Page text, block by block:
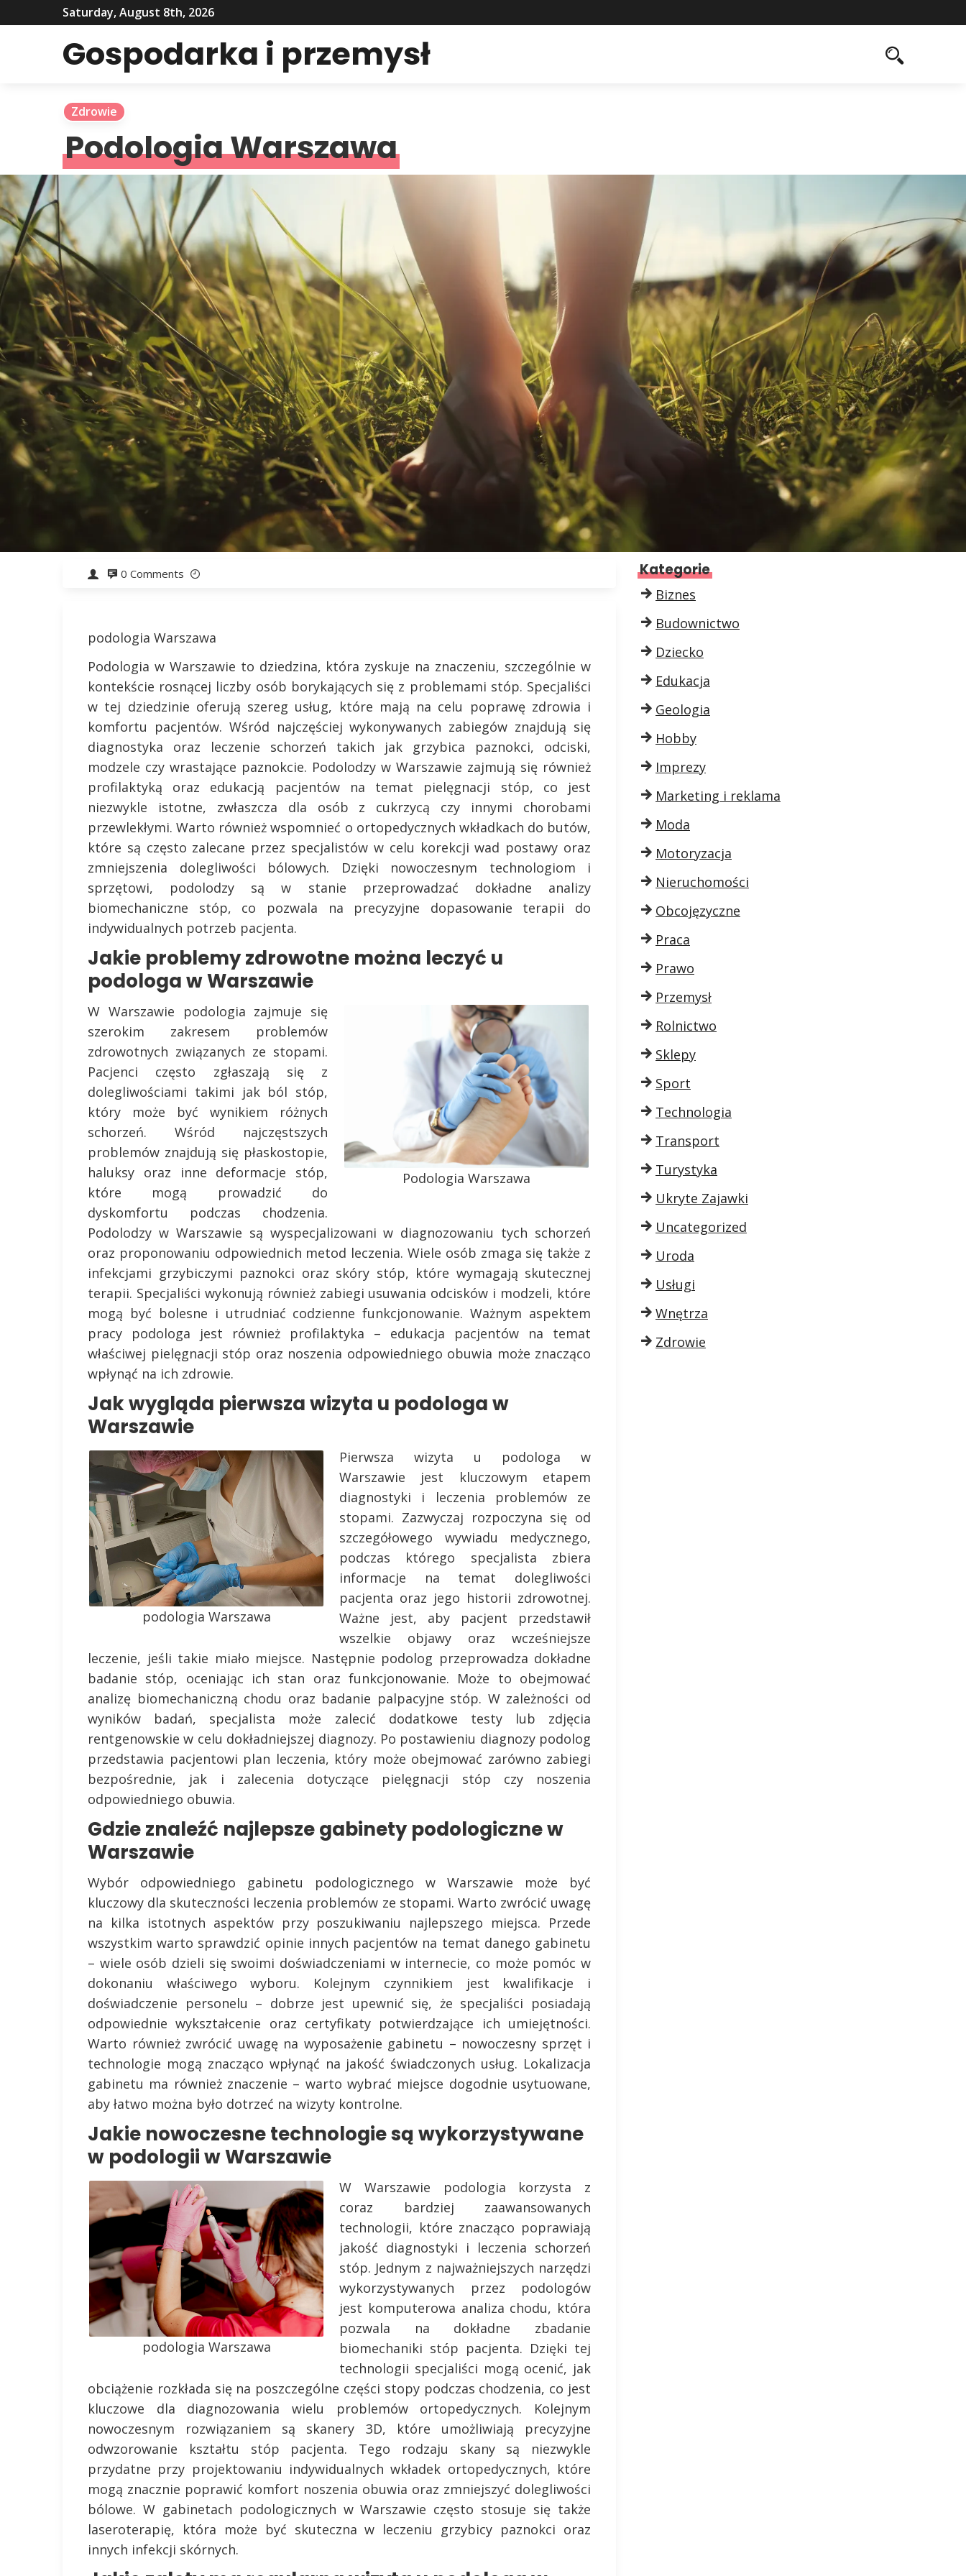
Saturday, August 8th, 2026
Gospodarka i przemysł
Zdrowie
Podologia Warszawa
0 Comments
podologia Warszawa
Podologia w Warszawie to dziedzina, która zyskuje na znaczeniu, szczególnie w
kontekście rosnącej liczby osób borykających się z problemami stóp. Specjaliści
w tej dziedzinie oferują szereg usług, które mają na celu poprawę zdrowia i
komfortu pacjentów. Wśród najczęściej wykonywanych zabiegów znajdują się
diagnostyka oraz leczenie schorzeń takich jak grzybica paznokci, odciski,
modzele czy wrastające paznokcie. Podolodzy w Warszawie zajmują się również
profilaktyką oraz edukacją pacjentów na temat pielęgnacji stóp, co jest
niezwykle istotne, zwłaszcza dla osób z cukrzycą czy innymi chorobami
przewlekłymi. Warto również wspomnieć o ortopedycznych wkładkach do butów,
które są często zalecane przez specjalistów w celu korekcji wad postawy oraz
zmniejszenia dolegliwości bólowych. Dzięki nowoczesnym technologiom i
sprzętowi, podolodzy są w stanie przeprowadzać dokładne analizy
biomechaniczne stóp, co pozwala na precyzyjne dopasowanie terapii do
indywidualnych potrzeb pacjenta.
Jakie problemy zdrowotne można leczyć u
podologa w Warszawie
Podologia Warszawa
W Warszawie podologia zajmuje się
szerokim zakresem problemów
zdrowotnych związanych ze stopami.
Pacjenci często zgłaszają się z
dolegliwościami takimi jak ból stóp,
który może być wynikiem różnych
schorzeń. Wśród najczęstszych
problemów znajdują się płaskostopie,
haluksy oraz inne deformacje stóp,
które mogą prowadzić do
dyskomfortu podczas chodzenia.
Podolodzy w Warszawie są wyspecjalizowani w diagnozowaniu tych schorzeń
oraz proponowaniu odpowiednich metod leczenia. Wiele osób zmaga się także z
infekcjami grzybiczymi paznokci oraz skóry stóp, które wymagają skutecznej
terapii. Specjaliści wykonują również zabiegi usuwania odcisków i modzeli, które
mogą być bolesne i utrudniać codzienne funkcjonowanie. Ważnym aspektem
pracy podologa jest również profilaktyka – edukacja pacjentów na temat
właściwej pielęgnacji stóp oraz noszenia odpowiedniego obuwia może znacząco
wpłynąć na ich zdrowie.
Jak wygląda pierwsza wizyta u podologa w
Warszawie
podologia Warszawa
Pierwsza wizyta u podologa w
Warszawie jest kluczowym etapem
diagnostyki i leczenia problemów ze
stopami. Zazwyczaj rozpoczyna się od
szczegółowego wywiadu medycznego,
podczas którego specjalista zbiera
informacje na temat dolegliwości
pacjenta oraz jego historii zdrowotnej.
Ważne jest, aby pacjent przedstawił
wszelkie objawy oraz wcześniejsze
leczenie, jeśli takie miało miejsce. Następnie podolog przeprowadza dokładne
badanie stóp, oceniając ich stan oraz funkcjonowanie. Może to obejmować
analizę biomechaniczną chodu oraz badanie palpacyjne stóp. W zależności od
wyników badań, specjalista może zalecić dodatkowe testy lub zdjęcia
rentgenowskie w celu dokładniejszej diagnozy. Po postawieniu diagnozy podolog
przedstawia pacjentowi plan leczenia, który może obejmować zarówno zabiegi
bezpośrednie, jak i zalecenia dotyczące pielęgnacji stóp czy noszenia
odpowiedniego obuwia.
Gdzie znaleźć najlepsze gabinety podologiczne w
Warszawie
Wybór odpowiedniego gabinetu podologicznego w Warszawie może być
kluczowy dla skuteczności leczenia problemów ze stopami. Warto zwrócić uwagę
na kilka istotnych aspektów przy poszukiwaniu najlepszego miejsca. Przede
wszystkim warto sprawdzić opinie innych pacjentów na temat danego gabinetu
– wiele osób dzieli się swoimi doświadczeniami w internecie, co może pomóc w
dokonaniu właściwego wyboru. Kolejnym czynnikiem jest kwalifikacje i
doświadczenie personelu – dobrze jest upewnić się, że specjaliści posiadają
odpowiednie wykształcenie oraz certyfikaty potwierdzające ich umiejętności.
Warto również zwrócić uwagę na wyposażenie gabinetu – nowoczesny sprzęt i
technologie mogą znacząco wpłynąć na jakość świadczonych usług. Lokalizacja
gabinetu ma również znaczenie – warto wybrać miejsce dogodnie usytuowane,
aby łatwo można było dotrzeć na wizyty kontrolne.
Jakie nowoczesne technologie są wykorzystywane
w podologii w Warszawie
podologia Warszawa
W Warszawie podologia korzysta z
coraz bardziej zaawansowanych
technologii, które znacząco poprawiają
jakość diagnostyki i leczenia schorzeń
stóp. Jednym z najważniejszych narzędzi
wykorzystywanych przez podologów
jest komputerowa analiza chodu, która
pozwala na dokładne zbadanie
biomechaniki stóp pacjenta. Dzięki tej
technologii specjaliści mogą ocenić, jak
obciążenie rozkłada się na poszczególne części stopy podczas chodzenia, co jest
kluczowe dla diagnozowania wielu problemów ortopedycznych. Kolejnym
nowoczesnym rozwiązaniem są skanery 3D, które umożliwiają precyzyjne
odwzorowanie kształtu stóp pacjenta. Tego rodzaju skany są niezwykle
przydatne przy projektowaniu indywidualnych wkładek ortopedycznych, które
mogą znacznie poprawić komfort noszenia obuwia oraz zmniejszyć dolegliwości
bólowe. W gabinetach podologicznych w Warszawie często stosuje się także
laseroterapię, która może być skuteczna w leczeniu grzybicy paznokci oraz
innych infekcji skórnych.
Kategorie
Biznes
Budownictwo
Dziecko
Edukacja
Geologia
Hobby
Imprezy
Marketing i reklama
Moda
Motoryzacja
Nieruchomości
Obcojęzyczne
Praca
Prawo
Przemysł
Rolnictwo
Sklepy
Sport
Technologia
Transport
Turystyka
Ukryte Zajawki
Uncategorized
Uroda
Usługi
Wnętrza
Zdrowie